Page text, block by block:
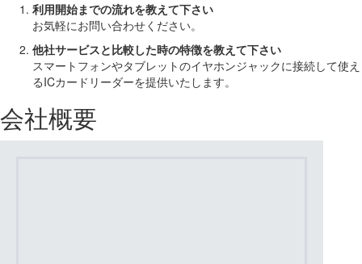
利用開始までの流れを教えて下さい
お気軽にお問い合わせください。
他社サービスと比較した時の特徴を教えて下さい
スマートフォンやタブレットのイヤホンジャックに接続して使え
るICカードリーダーを提供いたします。
会社概要